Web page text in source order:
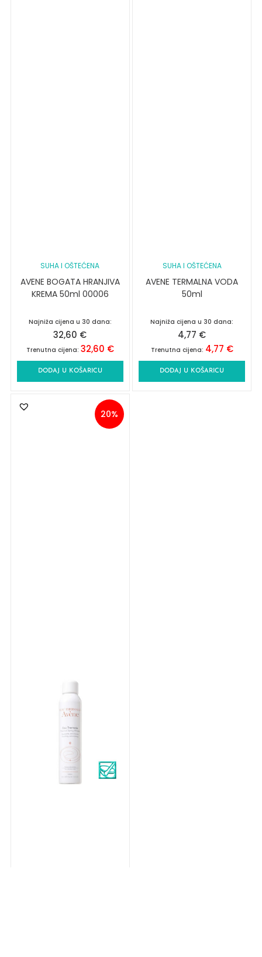
SUHA I OŠTEĆENA
AVENE BOGATA HRANJIVA
KREMA 50ml 00006
Najniža cijena u 30 dana:
32,60 €
Trenutna cijena: 32,60 €
DODAJ U KOŠARICU
SUHA I OŠTEĆENA
AVENE TERMALNA VODA
50ml
Najniža cijena u 30 dana:
4,77 €
Trenutna cijena: 4,77 €
DODAJ U KOŠARICU
20%